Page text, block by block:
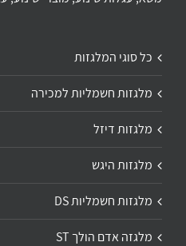
כל סוגי המלגזות
מלגזות חשמליות למכירה
מלגזות דיזל
מלגזות היגש
מלגזות חשמליות DS
מלגזה אדם הולך ST